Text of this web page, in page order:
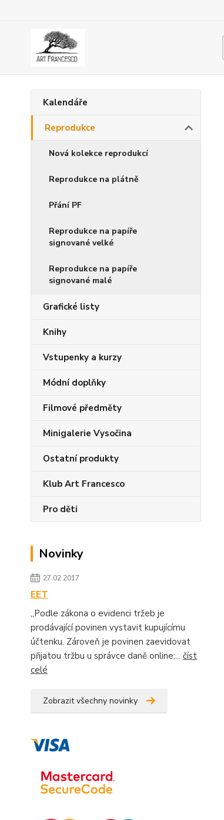
Kalendáře
Reprodukce
Nová kolekce reprodukcí
Reprodukce na plátně
Přání PF
Reprodukce na papíře
signované velké
Reprodukce na papíře
signované malé
Grafické listy
Knihy
Vstupenky a kurzy
Módní doplňky
Filmové předměty
Minigalerie Vysočina
Ostatní produkty
Klub Art Francesco
Pro děti
Novinky
27.02.2017
EET
„Podle zákona o evidenci tržeb je
prodávající povinen vystavit kupujícímu
účtenku. Zároveň je povinen zaevidovat
přijatou tržbu u správce daně online;... číst
celé
Zobrazit všechny novinky